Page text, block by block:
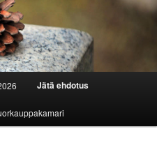
Jätä ehdotus